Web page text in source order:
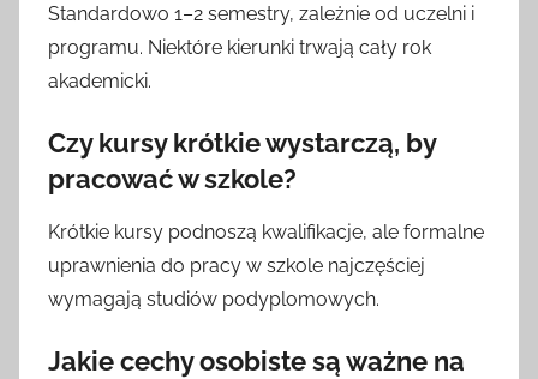
Standardowo 1–2 semestry, zależnie od uczelni i
programu. Niektóre kierunki trwają cały rok
akademicki.
Czy kursy krótkie wystarczą, by
pracować w szkole?
Krótkie kursy podnoszą kwalifikacje, ale formalne
uprawnienia do pracy w szkole najczęściej
wymagają studiów podyplomowych.
Jakie cechy osobiste są ważne na